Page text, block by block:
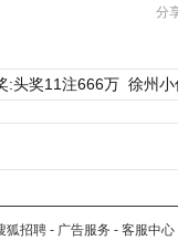
分
:头奖11注666万 徐州
狐招聘 - 广告服务 - 客服中心